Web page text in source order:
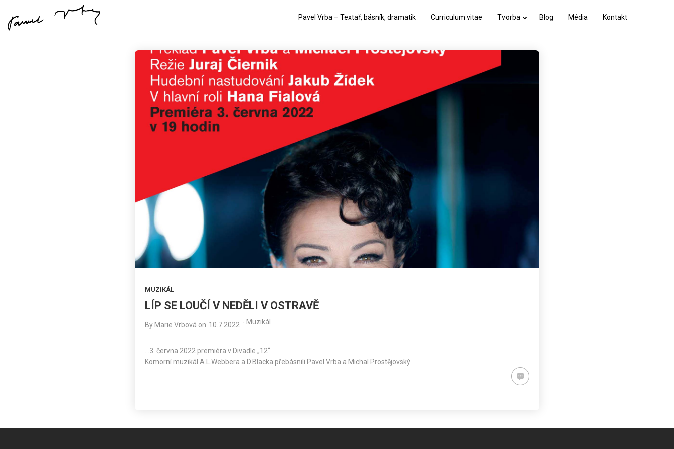
Pavel Vrba – Textař, básník, dramatik Curriculum vitae Tvorba Blog Média Kontakt
MUZIKÁL
LÍP SE LOUČÍ V NEDĚLI V OSTRAVĚ
By Marie Vrbová on 10.7.2022 - Muzikál
…3. června 2022 premiéra v Divadle „12“
Komorní muzikál A.L.Webbera a D.Blacka přebásnili Pavel Vrba a Michal Prostějovský